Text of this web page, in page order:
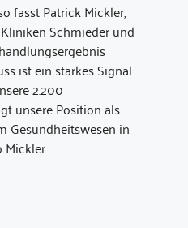
fasst Patrick Mickler,
Schmieder und
ist ein starkes Signal
2.200
unsere Position als
Gesundheitswesen in
Mickler.